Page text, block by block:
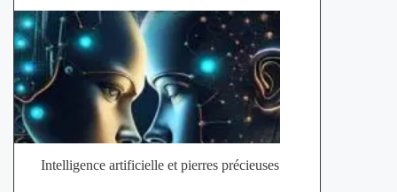
Intelligence artificielle et pierres précieuses